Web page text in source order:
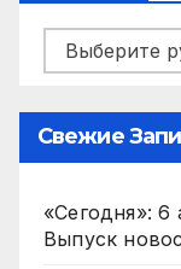
Рубрики
Свежие
«Сегодня»: 6
Выпуск